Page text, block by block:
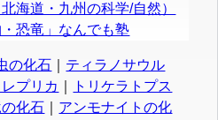
海道・九州の科学/自然）
恐竜」なんでも塾
の化石
ティラノサウル
プリカ
トリケラトプス
化石
アンモナイトの化